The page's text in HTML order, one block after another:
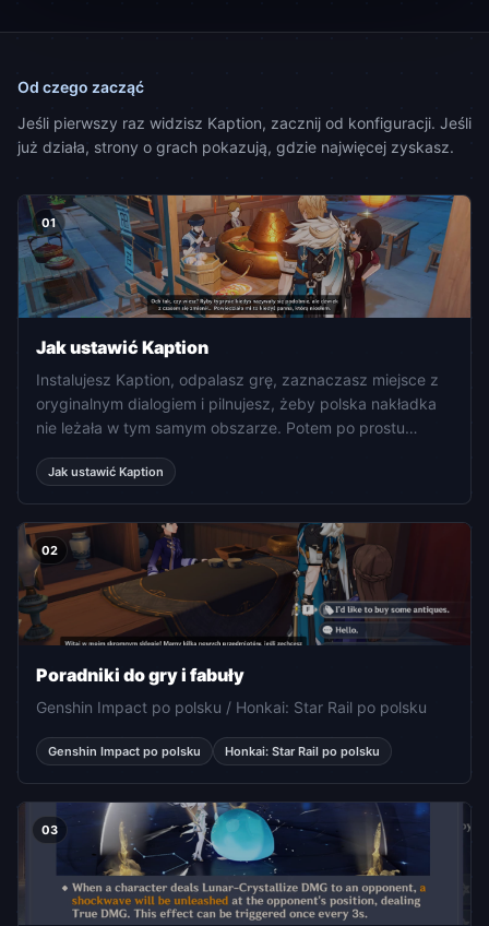
Od czego zacząć
Jeśli pierwszy raz widzisz Kaption, zacznij od konfiguracji. Jeśli
już działa, strony o grach pokazują, gdzie najwięcej zyskasz.
01
Jak ustawić Kaption
Instalujesz Kaption, odpalasz grę, zaznaczasz miejsce z
oryginalnym dialogiem i pilnujesz, żeby polska nakładka
nie leżała w tym samym obszarze. Potem po prostu
Jak ustawić Kaption
02
Poradniki do gry i fabuły
Genshin Impact po polsku / Honkai: Star Rail po polsku
Genshin Impact po polsku Honkai: Star Rail po polsku
03